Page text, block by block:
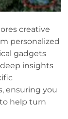
creative
personalized
gadgets
insights
ensuring you
help turn